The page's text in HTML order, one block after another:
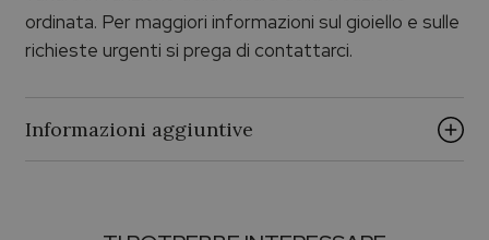
ordinata. Per maggiori informazioni sul gioiello e sulle
richieste urgenti si prega di contattarci.
Informazioni aggiuntive